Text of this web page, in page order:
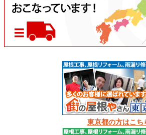
東京都の方はこち